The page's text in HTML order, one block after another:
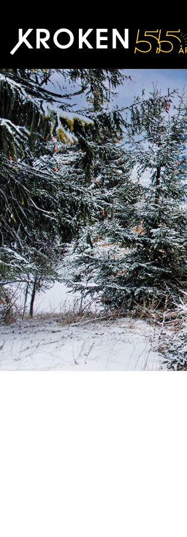
vinteren:
Planlegging
er
halve
moroa